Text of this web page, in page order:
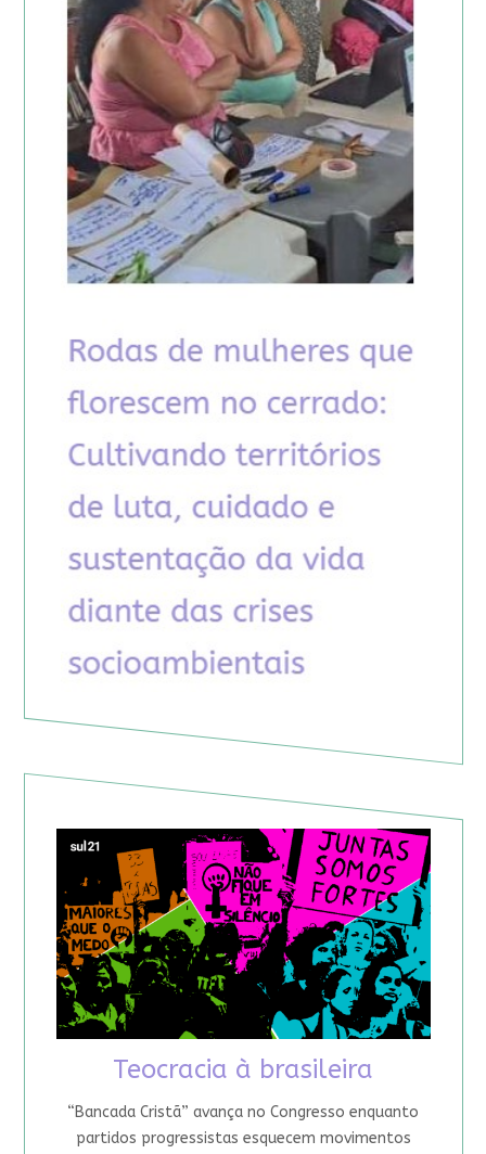
Teocracia à brasileira
“Bancada Cristã” avança no Congresso enquanto
partidos progressistas esquecem movimentos